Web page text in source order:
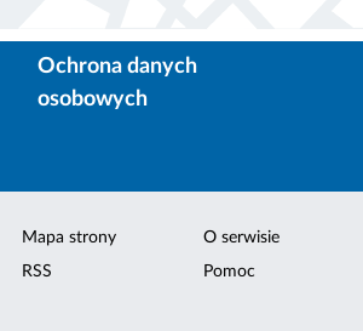
Ochrona danych
osobowych
Mapa strony
RSS
O serwisie
Pomoc